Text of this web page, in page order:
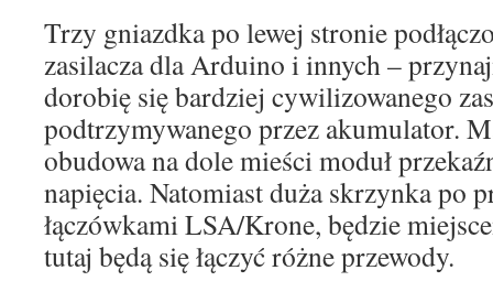
Trzy gniazdka po lewej stronie
zasilacza dla Arduino i innych –
dorobię się bardziej cywilizowanego
podtrzymywanego przez akumulator.
obudowa na dole mieści moduł
napięcia. Natomiast duża skrzynka po
łączówkami LSA/Krone, będzie
tutaj będą się łączyć różne przewody.